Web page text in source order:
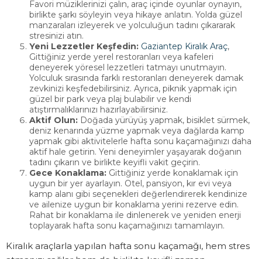
Favori müziklerinizi çalın, araç içinde oyunlar oynayın,
birlikte şarkı söyleyin veya hikaye anlatın. Yolda güzel
manzaraları izleyerek ve yolculuğun tadını çıkararak
stresinizi atın.
Yeni Lezzetler Keşfedin: Gaziantep Kiralık Araç,
Gittiğiniz yerde yerel restoranları veya kafeleri
deneyerek yöresel lezzetleri tatmayı unutmayın.
Yolculuk sırasında farklı restoranları deneyerek damak
zevkinizi keşfedebilirsiniz. Ayrıca, piknik yapmak için
güzel bir park veya plaj bulabilir ve kendi
atıştırmalıklarınızı hazırlayabilirsiniz.
Aktif Olun: Doğada yürüyüş yapmak, bisiklet sürmek,
deniz kenarında yüzme yapmak veya dağlarda kamp
yapmak gibi aktivitelerle hafta sonu kaçamağınızı daha
aktif hale getirin. Yeni deneyimler yaşayarak doğanın
tadını çıkarın ve birlikte keyifli vakit geçirin.
Gece Konaklama: Gittiğiniz yerde konaklamak için
uygun bir yer ayarlayın. Otel, pansiyon, kır evi veya
kamp alanı gibi seçenekleri değerlendirerek kendinize
ve ailenize uygun bir konaklama yerini rezerve edin.
Rahat bir konaklama ile dinlenerek ve yeniden enerji
toplayarak hafta sonu kaçamağınızı tamamlayın.
Kiralık araçlarla yapılan hafta sonu kaçamağı, hem stres